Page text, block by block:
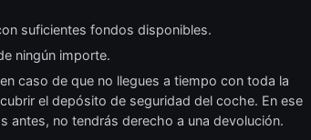
suficientes fondos disponibles.
ningún importe.
caso de que no llegues a tiempo con toda la
el depósito de seguridad del coche. En ese
antes, no tendrás derecho a una devolución.